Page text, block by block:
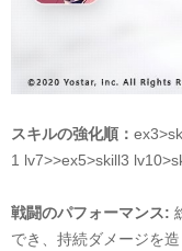
スキルの強化順：
1 lv7>>ex5>skill3 lv10
戦闘のパフォーマンス:
でき、持続ダメージを